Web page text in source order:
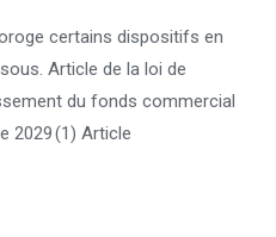
certains dispositifs en
Article de la loi de
du fonds commercial
2029 (1) Article